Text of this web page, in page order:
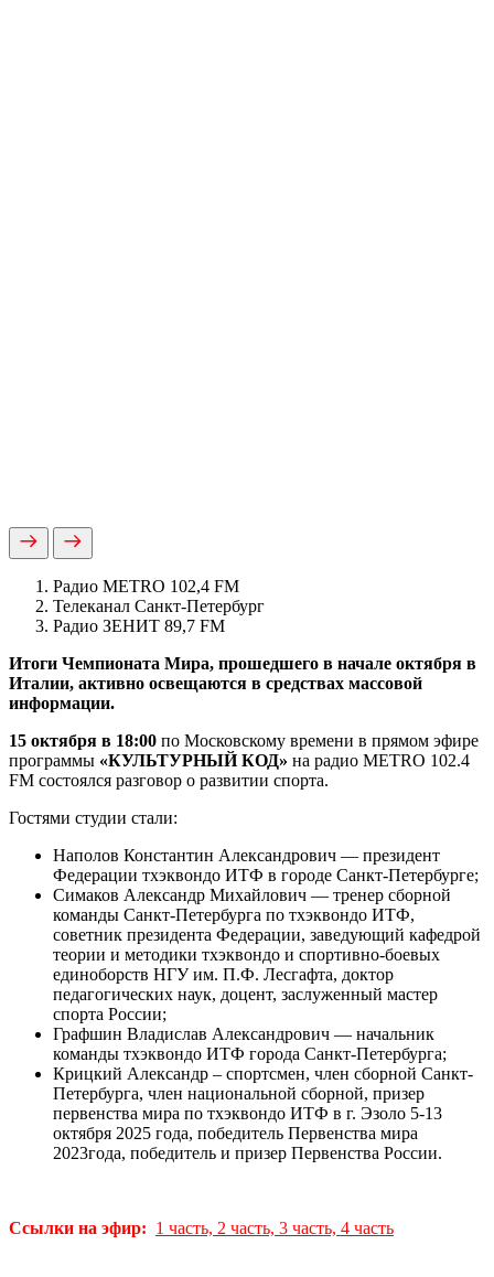
Радио METRO 102,4 FM
Телеканал Санкт-Петербург
Радио ЗЕНИТ 89,7 FM
Итоги Чемпионата Мира, прошедшего в начале октября в
Италии, активно освещаются в средствах массовой
информации.
15 октября в 18:00 по Московскому времени в прямом эфире
программы «КУЛЬТУРНЫЙ КОД» на радио METRO 102.4
FM состоялся разговор о развитии спорта.
Гостями студии стали:
Наполов Константин Александрович — президент
Федерации тхэквондо ИТФ в городе Санкт-Петербурге;
Симаков Александр Михайлович — тренер сборной
команды Санкт-Петербурга по тхэквондо ИТФ,
советник президента Федерации, заведующий кафедрой
теории и методики тхэквондо и спортивно-боевых
единоборств НГУ им. П.Ф. Лесгафта, доктор
педагогических наук, доцент, заслуженный мастер
спорта России;
Графшин Владислав Александрович — начальник
команды тхэквондо ИТФ города Санкт-Петербурга;
Крицкий Александр – спортсмен, член сборной Санкт-
Петербурга, член национальной сборной, призер
первенства мира по тхэквондо ИТФ в г. Эзоло 5-13
октября 2025 года, победитель Первенства мира
2023года, победитель и призер Первенства России.
Ссылки на эфир: 1 часть, 2 часть, 3 часть, 4 часть